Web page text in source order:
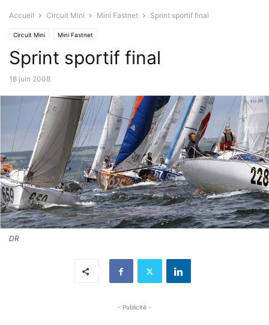
Accueil Circuit Mini Mini Fastnet Sprint sportif final
Circuit Mini Mini Fastnet
Sprint sportif final
18 juin 2008
DR
- Publicité -